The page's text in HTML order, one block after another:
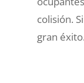
colisión.
gran éxito.